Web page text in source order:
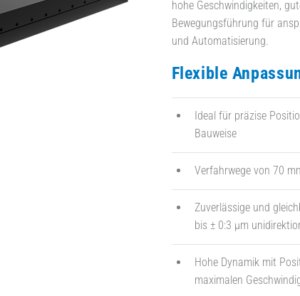
hohe Geschwindigkeiten,
Bewegungsführung für
und Automatisierung.
Flexible
Ideal für präzise
Bauweise
Verfahrwege von 70
Zuverlässige und
bis ± 0:3 µm
Hohe Dynamik mit
maximalen